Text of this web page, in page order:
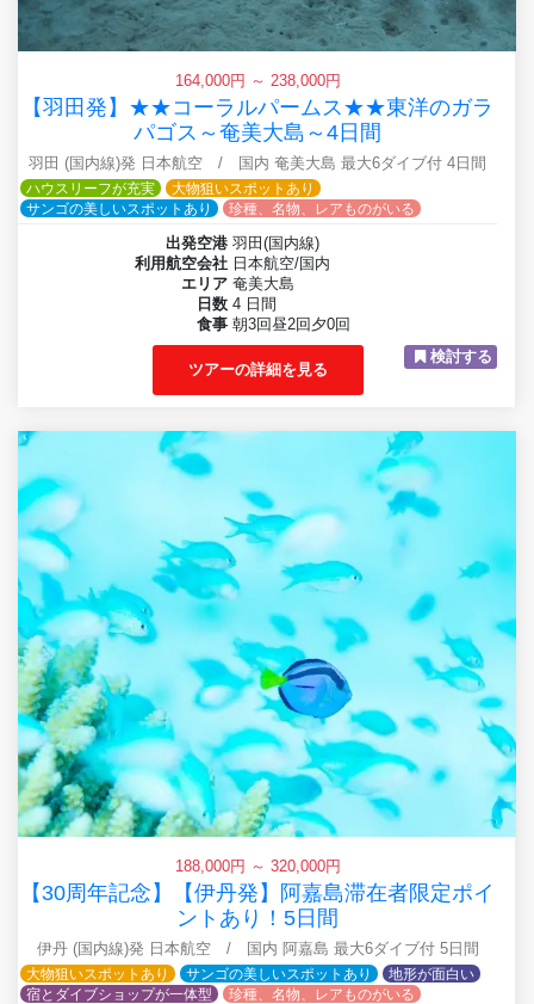
164,000円 ～ 238,000円
【羽田発】★★コーラルパームス★★東洋のガラ
パゴス～奄美大島～4日間
羽田 (国内線)発 日本航空 / 国内 奄美大島 最大6ダイブ付 4日間
ハウスリーフが充実
大物狙いスポットあり
サンゴの美しいスポットあり
珍種、名物、レアものがいる
出発空港 羽田(国内線)
利用航空会社 日本航空/国内
エリア 奄美大島
日数 4 日間
食事 朝3回昼2回夕0回
ツアーの詳細を見る
検討する
188,000円 ～ 320,000円
【30周年記念】【伊丹発】阿嘉島滞在者限定ポイ
ントあり！5日間
伊丹 (国内線)発 日本航空 / 国内 阿嘉島 最大6ダイブ付 5日間
大物狙いスポットあり
サンゴの美しいスポットあり
地形が面白い
宿とダイブショップが一体型
珍種、名物、レアものがいる